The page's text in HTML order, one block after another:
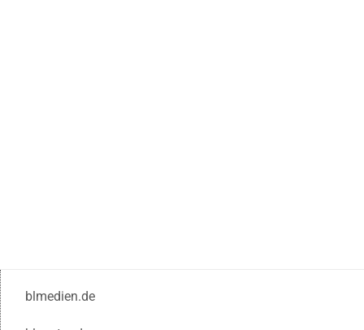
blmedien.de